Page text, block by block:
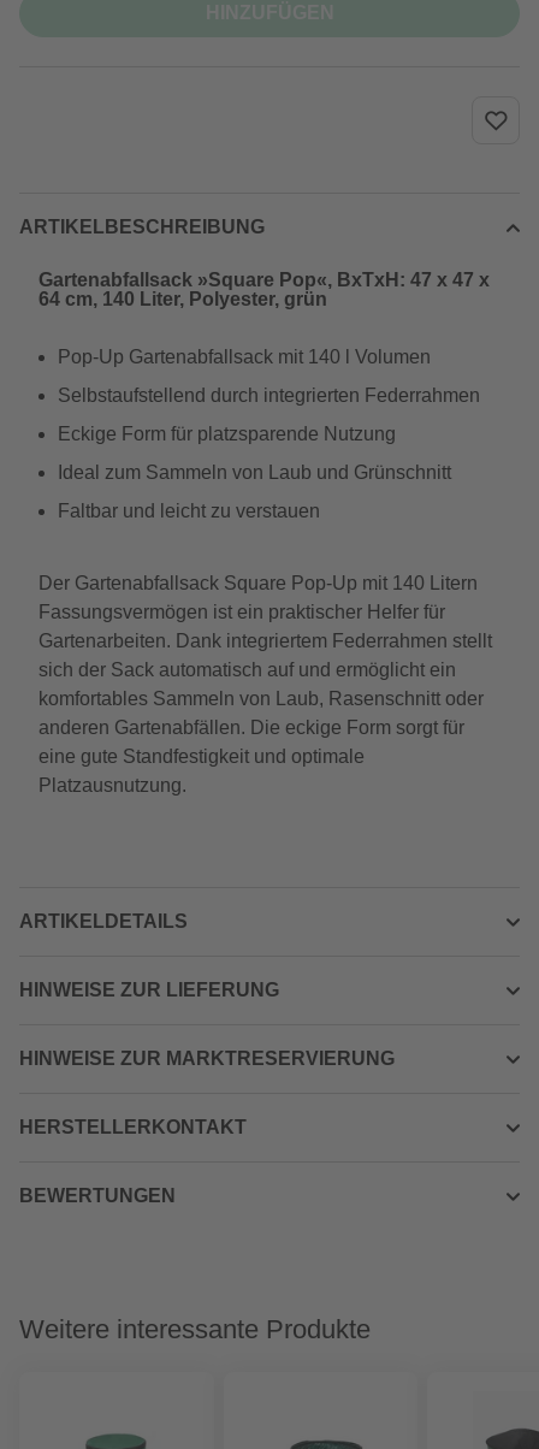
ARTIKELBESCHREIBUNG
Gartenabfallsack »Square Pop«, BxTxH: 47 x 47 x
64 cm, 140 Liter, Polyester, grün
Pop-Up Gartenabfallsack mit 140 l Volumen
Selbstaufstellend durch integrierten Federrahmen
Eckige Form für platzsparende Nutzung
Ideal zum Sammeln von Laub und Grünschnitt
Faltbar und leicht zu verstauen
Der Gartenabfallsack Square Pop-Up mit 140 Litern
Fassungsvermögen ist ein praktischer Helfer für
Gartenarbeiten. Dank integriertem Federrahmen stellt
sich der Sack automatisch auf und ermöglicht ein
komfortables Sammeln von Laub, Rasenschnitt oder
anderen Gartenabfällen. Die eckige Form sorgt für
eine gute Standfestigkeit und optimale
Platzausnutzung.
ARTIKELDETAILS
HINWEISE ZUR LIEFERUNG
HINWEISE ZUR MARKTRESERVIERUNG
HERSTELLERKONTAKT
BEWERTUNGEN
Weitere interessante Produkte